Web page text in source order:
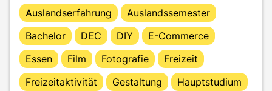
Auslandserfahrung
Auslandssemester
Bachelor
DEC DIY
E-Commerce
Essen
Film Fotografie
Freizeit
Freizeitaktivität
Gestaltung
Hauptstudium